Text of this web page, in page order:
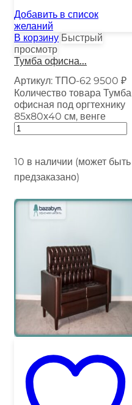
Добавить в список
желаний
В корзину Быстрый
просмотр
Тумба офисна...
Артикул: ТПО-62 9500 ₽
Количество товара Тумба
офисная под оргтехнику
85х80х40 см, венге
10 в наличии (может быть
предзаказано)